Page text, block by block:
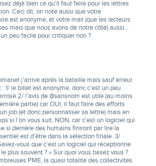
déjà bien ce qu’il faut faire pour les lettres
Ceci dit, on note aussi que votre
est anonyme, et votre mail (que les lecteurs
mais que nous avons de notre côté) aussi…
peu facile pour critiquer non ?
j’arrive après la bataille mais sauf erreur
1/ le billet est anonyme, donc c’est un peu
2/ l’avis de @sansnom est utile (au moins
partie) car OUI, il faut faire des efforts
job (et donc personnaliser sa lettre) mais en
si l’on vous suit, NON, car c’est un logiciel qui
si derrière des humains finiront par lire la
est d’être dans la sélection finale. 3/
vous que c’est un logiciel qui réceptionne
plus souvent ? » Sur quoi vous basez vous ?
PME, la quasi totalité des collectivités